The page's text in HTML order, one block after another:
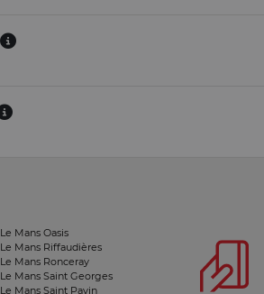
Le Mans Oasis
Le Mans Riffaudières
Le Mans Ronceray
Le Mans Saint Georges
Le Mans Saint Pavin